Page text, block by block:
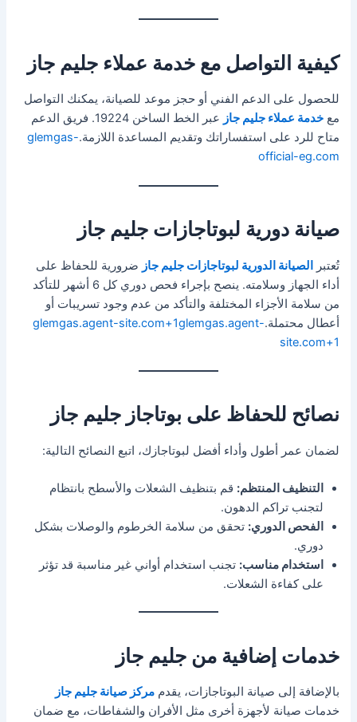
كيفية التواصل مع خدمة عملاء جليم جاز
للحصول على الدعم الفني أو حجز موعد للصيانة، يمكنك التواصل
معخدمة عملاء جليم جاز
عبر الخط الساخن 19224. فريق الدعم
متاح للرد على استفساراتك وتقديم المساعدة اللازمة.glemgas-
official-eg.com
صيانة دورية لبوتاجازات جليم جاز
تُعتبر الصيانة الدورية لبوتاجازات جليم جاز ضرورية للحفاظ على
أداء الجهاز وسلامته. ينصح بإجراء فحص دوري كل 6 أشهر للتأكد
من سلامة الأجزاء المختلفة والتأكد من عدم وجود تسريبات أو
أعطال محتملة.glemgas.agent-site.com+1glemgas.agent-
site.com+1
نصائح للحفاظ على بوتاجاز جليم جاز
لضمان عمر أطول وأداء أفضل لبوتاجازك، اتبع النصائح التالية:
التنظيف المنتظم: قم بتنظيف الشعلات والأسطح بانتظام
لتجنب تراكم الدهون.
الفحص الدوري: تحقق من سلامة الخرطوم والوصلات بشكل
دوري.
استخدام مناسب: تجنب استخدام أواني غير مناسبة قد تؤثر
على كفاءة الشعلات.
خدمات إضافية من جليم جاز
بالإضافة إلى صيانة البوتاجازات، يقدممركز صيانة جليم جاز
خدمات صيانة لأجهزة أخرى مثل الأفران والشفاطات، مع ضمان